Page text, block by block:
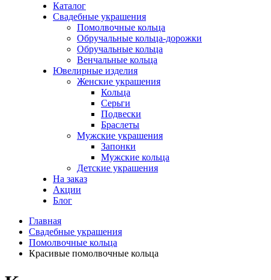
Каталог
Свадебные украшения
Помолвочные кольца
Обручальные кольца-дорожки
Обручальные кольца
Венчальные кольца
Ювелирные изделия
Женские украшения
Кольца
Серьги
Подвески
Браслеты
Мужские украшения
Запонки
Мужские кольца
Детские украшения
На заказ
Акции
Блог
Главная
Свадебные украшения
Помолвочные кольца
Красивые помолвочные кольца